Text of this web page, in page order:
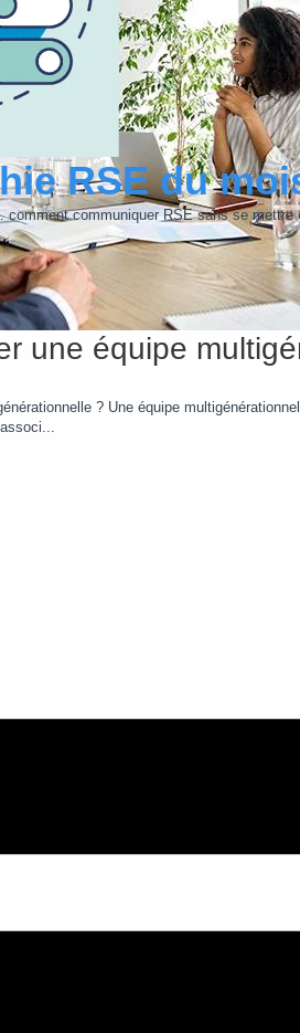
une équipe
? Une équipe
RSE du
comment communiquer RSE sans se mettre